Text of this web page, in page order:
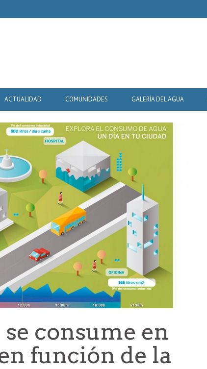
ACTUALIDAD COMUNIDADES GALERÍA DEL AGUA
consume en
función de la